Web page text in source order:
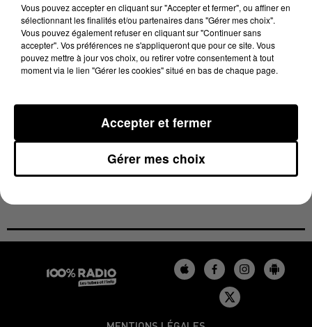
Quelques commerces et habitations ont été inondées.
Problème : le système Vigicrue n’a pas fonctionné,
aucune alerte n’a été reçue par la mairie.Alain
Frizoni, le maire de Saint-Béat a prévenu la sous-
et attend désormais la réponse des services de l'Etat
qui vont vraisemblablement diligenter une enquête
interne.
Vous pouvez accepter en cliquant sur "Accepter et fermer", ou affiner en
sélectionnant les finalités et/ou partenaires dans "Gérer mes choix".
Vous pouvez également refuser en cliquant sur "Continuer sans
accepter". Vos préférences ne s'appliqueront que pour ce site. Vous
pouvez mettre à jour vos choix, ou retirer votre consentement à tout
moment via le lien "Gérer les cookies" situé en bas de chaque page.
Gérer mes choix
Accepter et fermer